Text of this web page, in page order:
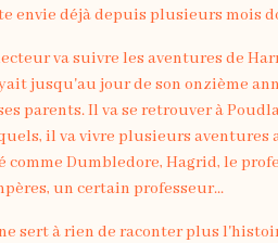
envie déjà depuis plusieurs mois
va suivre les aventures de
jusqu'au jour de son onzième
parents. Il va se retrouver à
il va vivre plusieurs aventures
comme Dumbledore, Hagrid, le
un certain professeur...
sert à rien de raconter plus